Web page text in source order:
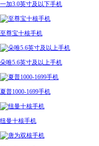
一加3.0英寸及以下手机
至尊宝十核手机
朵唯5.6英寸及以上手机
夏普1000-1699手机
纽曼十核手机